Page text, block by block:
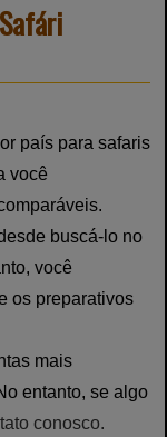
país para safaris
você
buscá-lo no
você
os preparativos
mais
entanto, se algo
conosco.